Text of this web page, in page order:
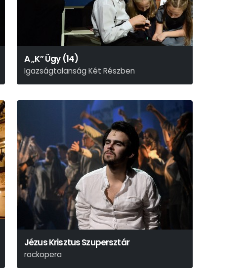
A „K” Ügy (14)
Igazságtalanság Két Részben
Rusznyák Gábor
Jézus Krisztus Szupersztár
rockopera
Andrew Lloyd Webber – Tim Rice